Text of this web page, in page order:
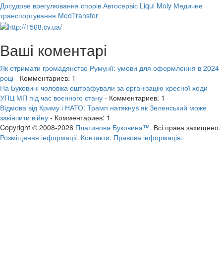
Досудове врегулювання спорів Автосервіс Liqui Moly Медичне
транспортування MedTransfer
Ваші коментарі
Як отримати громадянство Румунії: умови для оформлення в 2024
році - Комментариев: 1
На Буковині чоловіка оштрафували за організацію хресної ходи
УПЦ МП під час воєнного стану - Комментариев: 1
Відмова від Криму і НАТО: Трамп натякнув як Зеленський може
закінчити війну - Комментариев: 1
Copyright © 2008-2026 Платинова Буковина™. Всі права захищено.
Розміщення інформації. Контакти. Правова інформація.